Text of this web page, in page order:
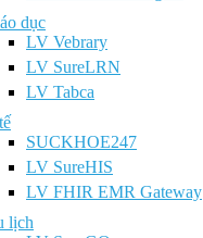
dục
LV Vebrary
LV SureLRN
LV Tabca
SUCKHOE247
LV SureHIS
LV FHIR EMR Gateway
lịch